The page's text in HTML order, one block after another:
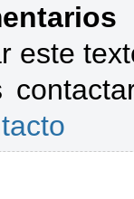
este